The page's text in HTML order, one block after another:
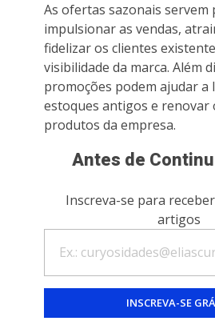
As ofertas sazonais servem
impulsionar as vendas,
fidelizar os clientes
visibilidade da marca. Além
promoções podem ajudar a
estoques antigos e renovar
produtos da empresa.
Antes de
Inscreva-se para
artigos